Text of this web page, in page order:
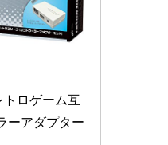
トロゲーム互
ーアダプター